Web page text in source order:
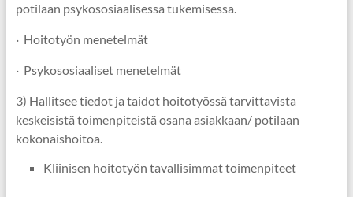
potilaan psykososiaalisessa tukemisessa.
· Hoitotyön menetelmät
· Psykososiaaliset menetelmät
3) Hallitsee tiedot ja taidot hoitotyössä tarvittavista
keskeisistä toimenpiteistä osana asiakkaan/ potilaan
kokonaishoitoa.
Kliinisen hoitotyön tavallisimmat toimenpiteet